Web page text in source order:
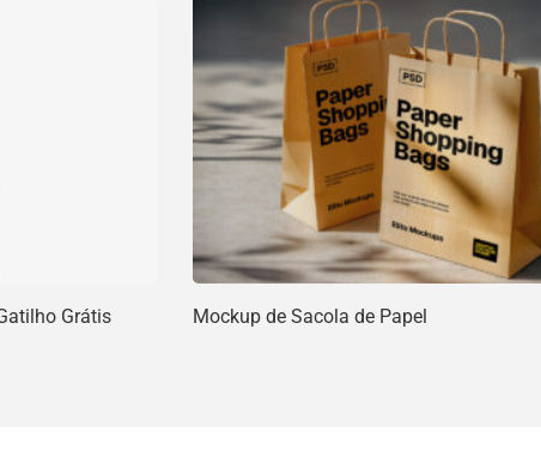
Grátis Mockup de Sacola de Papel